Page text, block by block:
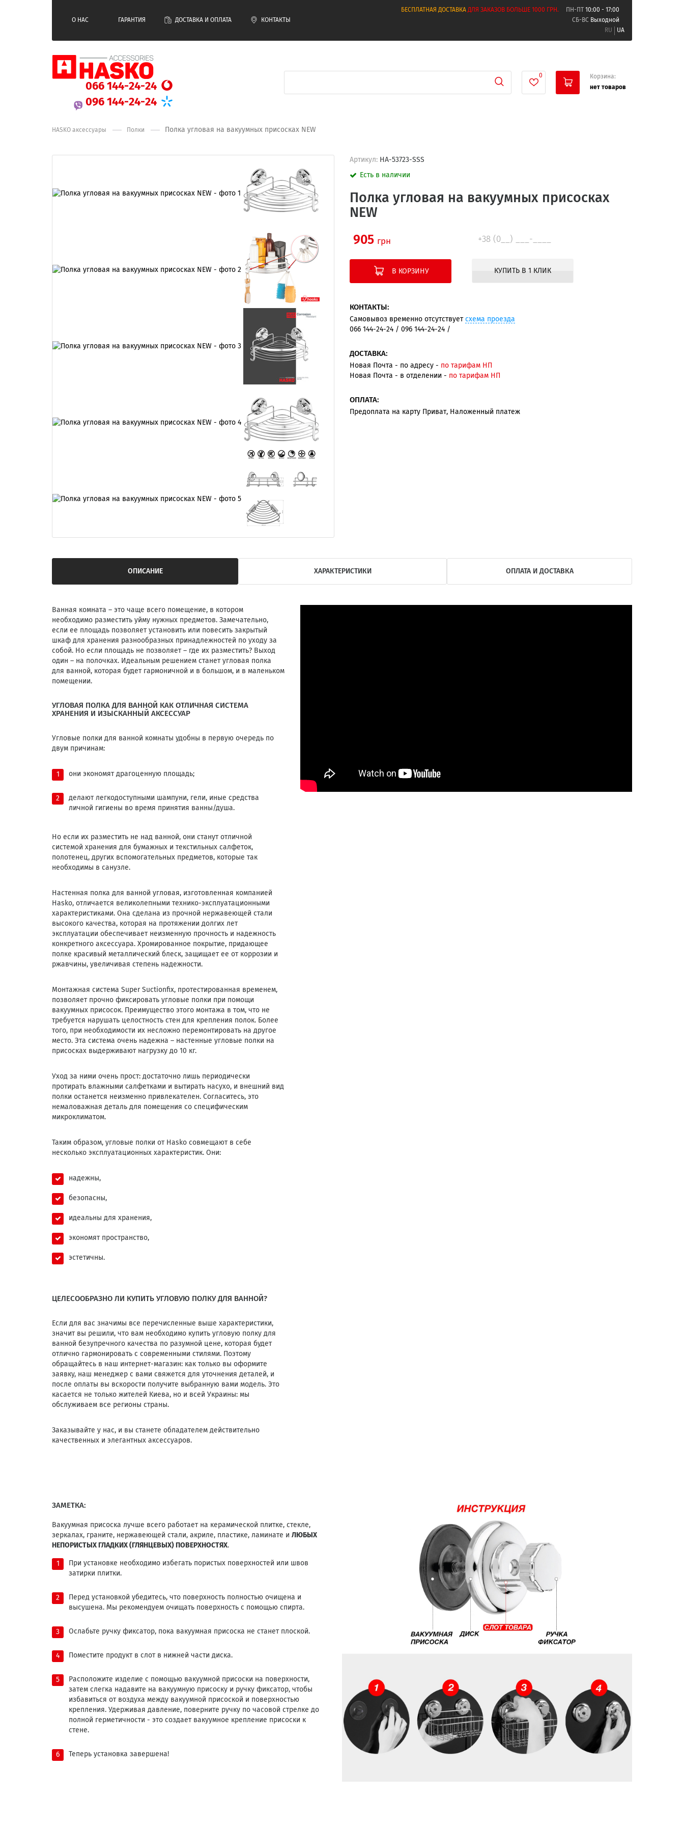
О НАС ГАРАНТИЯ ДОСТАВКА И ОПЛАТА КОНТАКТЫ
БЕСПЛАТНАЯ ДОСТАВКА ДЛЯ ЗАКАЗОВ БОЛЬШЕ 1000 ГРН. ПН-ПТ
10:00 - 17:00
СБ-ВС Выходной
RU
UA
066 144-24-24
096 144-24-24
0
Корзина:
нет товаров
HASKO аксессуары Полки Полка угловая на вакуумных присосках NEW
Артикул: HA-53723-SSS
Есть в наличии
Полка угловая на вакуумных присосках
NEW
905 грн
В КОРЗИНУ КУПИТЬ В 1 КЛИК
КОНТАКТЫ:
Самовывоз временно отсутствует схема проезда
066 144-24-24 / 096 144-24-24 /
ДОСТАВКА:
Новая Почта - по адресу - по тарифам НП
Новая Почта - в отделении - по тарифам НП
ОПЛАТА:
Предоплата на карту Приват, Наложенный платеж
ОПИСАНИЕ ХАРАКТЕРИСТИКИ ОПЛАТА И ДОСТАВКА
Ванная комната – это чаще всего помещение, в котором
необходимо разместить уйму нужных предметов. Замечательно,
если ее площадь позволяет установить или повесить закрытый
шкаф для хранения разнообразных принадлежностей по уходу за
собой. Но если площадь не позволяет – где их разместить? Выход
один – на полочках. Идеальным решением станет угловая полка
для ванной, которая будет гармоничной и в большом, и в маленьком
помещении.
УГЛОВАЯ ПОЛКА ДЛЯ ВАННОЙ КАК ОТЛИЧНАЯ СИСТЕМА
ХРАНЕНИЯ И ИЗЫСКАННЫЙ АКСЕССУАР
Угловые полки для ванной комнаты удобны в первую очередь по
двум причинам:
они экономят драгоценную площадь;
делают легкодоступными шампуни, гели, иные средства
личной гигиены во время принятия ванны/душа.
Но если их разместить не над ванной, они станут отличной
системой хранения для бумажных и текстильных салфеток,
полотенец, других вспомогательных предметов, которые так
необходимы в санузле.
Настенная полка для ванной угловая, изготовленная компанией
Hasko, отличается великолепными технико-эксплуатационными
характеристиками. Она сделана из прочной нержавеющей стали
высокого качества, которая на протяжении долгих лет
эксплуатации обеспечивает неизменную прочность и надежность
конкретного аксессуара. Хромированное покрытие, придающее
полке красивый металлический блеск, защищает ее от коррозии и
ржавчины, увеличивая степень надежности.
Монтажная система Super Suctionfix, протестированная временем,
позволяет прочно фиксировать угловые полки при помощи
вакуумных присосок. Преимущество этого монтажа в том, что не
требуется нарушать целостность стен для крепления полок. Более
того, при необходимости их несложно перемонтировать на другое
место. Эта система очень надежна – настенные угловые полки на
присосках выдерживают нагрузку до 10 кг.
Уход за ними очень прост: достаточно лишь периодически
протирать влажными салфетками и вытирать насухо, и внешний вид
полки останется неизменно привлекателен. Согласитесь, это
немаловажная деталь для помещения со специфическим
микроклиматом.
Таким образом, угловые полки от Hasko совмещают в себе
несколько эксплуатационных характеристик. Они:
надежны,
безопасны,
идеальны для хранения,
экономят пространство,
эстетичны.
ЦЕЛЕСООБРАЗНО ЛИ КУПИТЬ УГЛОВУЮ ПОЛКУ ДЛЯ ВАННОЙ?
Если для вас значимы все перечисленные выше характеристики,
значит вы решили, что вам необходимо купить угловую полку для
ванной безупречного качества по разумной цене, которая будет
отлично гармонировать с современными стилями. Поэтому
обращайтесь в наш интернет-магазин: как только вы оформите
заявку, наш менеджер с вами свяжется для уточнения деталей, и
после оплаты вы вскорости получите выбранную вами модель. Это
касается не только жителей Киева, но и всей Украины: мы
обслуживаем все регионы страны.
Заказывайте у нас, и вы станете обладателем действительно
качественных и элегантных аксессуаров.
ЗАМЕТКА:
Вакуумная присоска лучше всего работает на керамической плитке, стекле,
зеркалах, граните, нержавеющей стали, акриле, пластике, ламинате и ЛЮБЫХ
НЕПОРИСТЫХ ГЛАДКИХ (ГЛЯНЦЕВЫХ) ПОВЕРХНОСТЯХ.
При установке необходимо избегать пористых поверхностей или швов
затирки плитки.
Перед установкой убедитесь, что поверхность полностью очищена и
высушена. Мы рекомендуем очищать поверхность с помощью спирта.
Ослабьте ручку фиксатор, пока вакуумная присоска не станет плоской.
Поместите продукт в слот в нижней части диска.
Расположите изделие с помощью вакуумной присоски на поверхности,
затем слегка надавите на вакуумную присоску и ручку фиксатор, чтобы
избавиться от воздуха между вакуумной присоской и поверхностью
крепления. Удерживая давление, поверните ручку по часовой стрелке до
полной герметичности - это создает вакуумное крепление присоски к
стене.
Теперь установка завершена!